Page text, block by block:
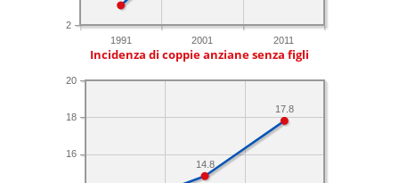
1991 2001 2011
2
Incidenza di coppie anziane senza figli
16
18
20
17.8
14.8